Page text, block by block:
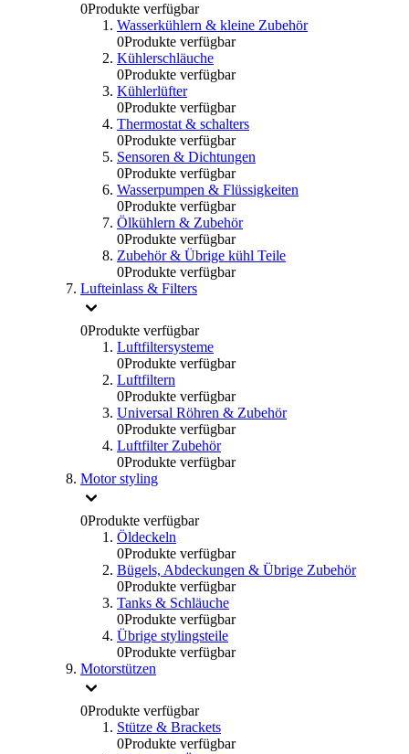
0Produkte verfügbar
Wasserkühlern & kleine Zubehör
0Produkte verfügbar
Kühlerschläuche
0Produkte verfügbar
Kühlerlüfter
0Produkte verfügbar
Thermostat & schalters
0Produkte verfügbar
Sensoren & Dichtungen
0Produkte verfügbar
Wasserpumpen & Flüssigkeiten
0Produkte verfügbar
Ölkühlern & Zubehör
0Produkte verfügbar
Zubehör & Übrige kühl Teile
0Produkte verfügbar
Lufteinlass & Filters
0Produkte verfügbar
Luftfiltersysteme
0Produkte verfügbar
Luftfiltern
0Produkte verfügbar
Universal Röhren & Zubehör
0Produkte verfügbar
Luftfilter Zubehör
0Produkte verfügbar
Motor styling
0Produkte verfügbar
Öldeckeln
0Produkte verfügbar
Bügels, Abdeckungen & Übrige Zubehör
0Produkte verfügbar
Tanks & Schläuche
0Produkte verfügbar
Übrige stylingsteile
0Produkte verfügbar
Motorstützen
0Produkte verfügbar
Stütze & Brackets
0Produkte verfügbar